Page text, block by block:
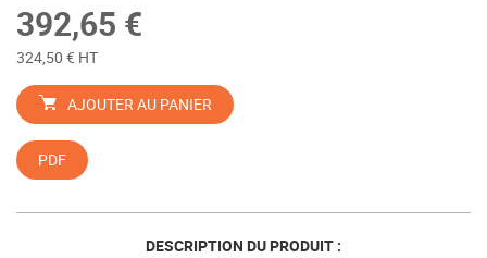
392,65 €
324,50 € HT
AJOUTER AU PANIER
PDF
DESCRIPTION DU PRODUIT :